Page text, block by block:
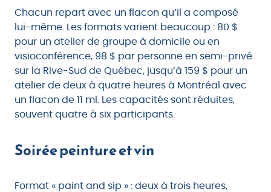
Chacun repart avec un flacon qu’il a composé
lui-même. Les formats varient beaucoup : 80 $
pour un atelier de groupe à domicile ou en
visioconférence, 98 $ par personne en semi-privé
sur la Rive-Sud de Québec, jusqu’à 159 $ pour un
atelier de deux à quatre heures à Montréal avec
un flacon de 11 ml. Les capacités sont réduites,
souvent quatre à six participants.
Soirée peinture et vin
Format « paint and sip » : deux à trois heures,